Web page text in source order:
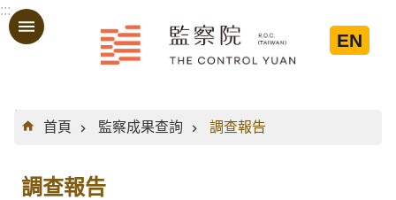
跳到主要內容區塊
:::
EN
:::
首頁
監察成果查詢 調查報告
調查報告